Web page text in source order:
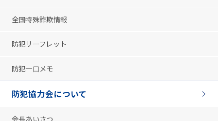
全国特殊詐欺情報
防犯リーフレット
防犯一口メモ
防犯協力会について
会長あいさつ